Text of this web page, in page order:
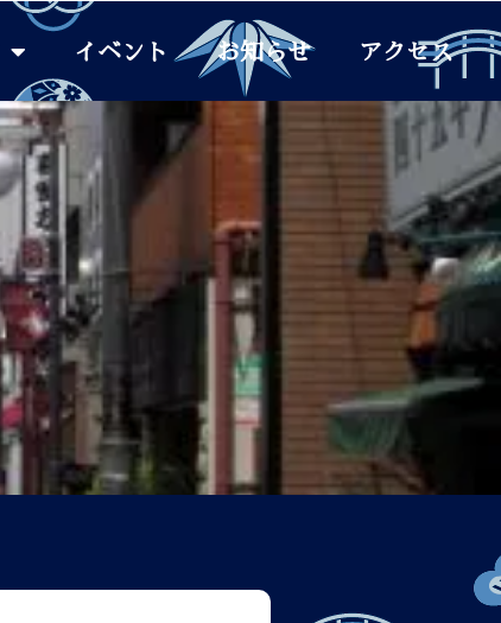
イベント お知らせ アクセス